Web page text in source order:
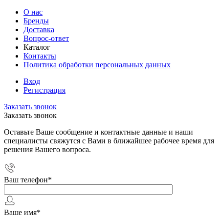
О нас
Бренды
Доставка
Вопрос-ответ
Каталог
Контакты
Политика обработки персональных данных
Вход
Регистрация
Заказать звонок
Заказать звонок
Оставьте Ваше сообщение и контактные данные и наши
специалисты свяжутся с Вами в ближайшее рабочее время для
решения Вашего вопроса.
Ваш телефон*
Ваше имя*